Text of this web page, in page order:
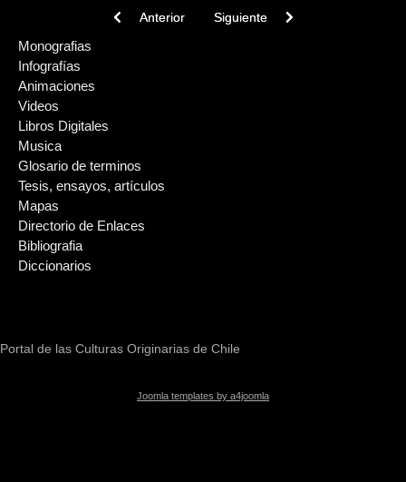
Previous article: Plantas de rapa nui - guía
Anterior Next article: Guia: Conociendo la
Siguiente
Monografias
Infografías
Animaciones
Videos
Libros Digitales
Musica
Glosario de terminos
Tesis, ensayos, artículos
Mapas
Directorio de Enlaces
Bibliografia
Diccionarios
Portal de las Culturas Originarias de Chile
Joomla templates by a4joomla